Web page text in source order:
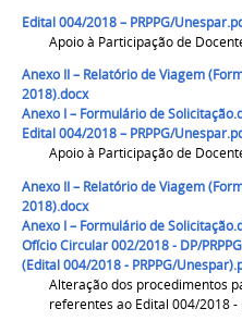
Edital 004/2018 – PRPPG/
Apoio à Participação de
Anexo II – Relatório de Viagem
2018).docx
Anexo I – Formulário de
Edital 004/2018 – PRPPG/
Apoio à Participação de
Anexo II – Relatório de Viagem
2018).docx
Anexo I – Formulário de
Ofício Circular 002/2018 - DP/
(Edital 004/2018 - PRPPG/
Alteração dos procedimentos
referentes ao Edital 004/2018 -